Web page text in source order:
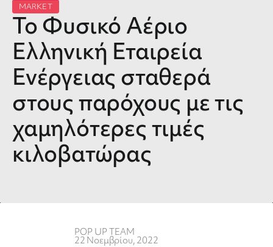
MARKET
Το Φυσικό Αέριο
Ελληνική Εταιρεία
Ενέργειας σταθερά
στους παρόχους με τις
χαμηλότερες τιμές
κιλοβατώρας
POP UP TEAM
22 Νοεμβρίου, 2022